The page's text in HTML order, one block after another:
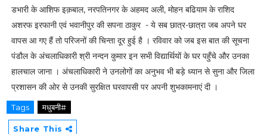
डभारी के आशिफ इक़बाल, नरपतिनगर के अहमद अली, मोहन बढियाम के राशिद
अशरफ इरफानी एवं भवानीपुर की सपना ठाकुर - ये सब छात्र-छात्रा जब अपने घर
वापस आ गए हैं तो परिजनों की चिन्ता दूर हुई है । रविवार को जब इस बात की सूचना
पंडौल के अंचलाधिकारी श्री नन्दन कुमार इन सभी विद्यार्थियों के घर पहुँचे और उनका
हालचाल जाना । अंचलाधिकारी ने उनलोगों का अनुभव भी बड़े ध्यान से सुना और जिला
प्रशासन की ओर से उनकी सुरक्षित घरवापसी पर अपनी शुभकामनाएं दी ।
Tags मधुबनी#
Share This